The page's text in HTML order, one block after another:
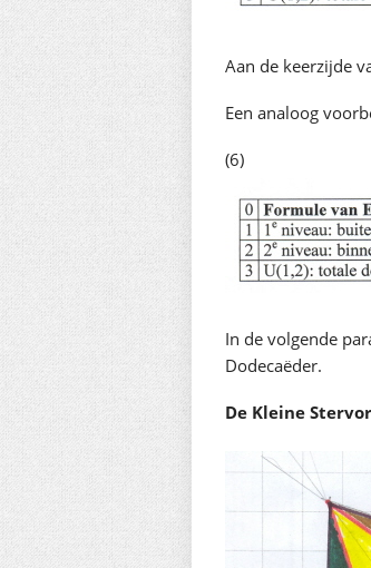
Aan de keerzijde
Een analoog
(6)
In de volgende
Dodecaëder.
De Kleine